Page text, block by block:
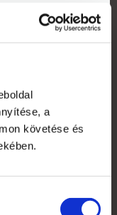
a
követése és
Saját
rövid határidővel,